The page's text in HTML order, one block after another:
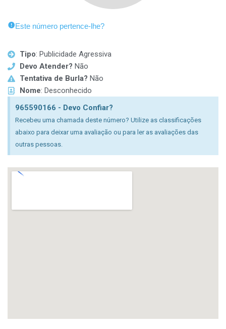
Este número pertence-lhe?
Tipo: Publicidade Agressiva
Devo Atender? Não
Tentativa de Burla? Não
Nome: Desconhecido
965590166 - Devo Confiar?
Recebeu uma chamada deste número? Utilize as classificações
abaixo para deixar uma avaliação ou para ler as avaliações das
outras pessoas.